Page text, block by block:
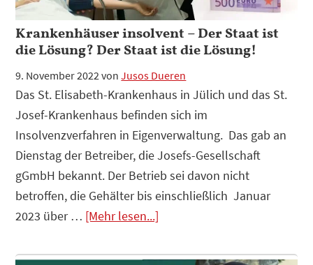
Verbot
Krankenhäuser insolvent – Der Staat ist
die Lösung? Der Staat ist die Lösung!
9. November 2022vonJusos Dueren
Das St. Elisabeth-Krankenhaus in Jülich und das St.
Josef-Krankenhaus befinden sich im
Insolvenzverfahren in Eigenverwaltung. Das gab an
Dienstag der Betreiber, die Josefs-Gesellschaft
gGmbH bekannt. Der Betrieb sei davon nicht
betroffen, die Gehälter bis einschließlich Januar
2023 über … [Mehr lesen...]
Plugin